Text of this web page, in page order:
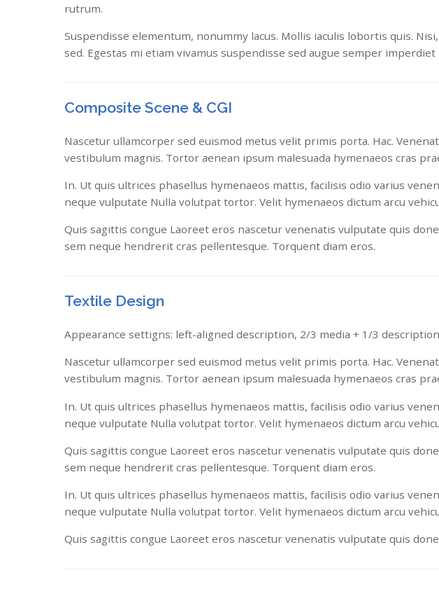
rutrum.
Suspendisse elementum, nonummy lacus. Mollis iaculis lobortis quis.
sed. Egestas mi etiam vivamus suspendisse sed augue semper
Composite Scene & CGI
Nascetur ullamcorper sed euismod metus velit primis porta. Hac.
vestibulum magnis. Tortor aenean ipsum malesuada hymenaeos cras
In. Ut quis ultrices phasellus hymenaeos mattis, facilisis odio varius
neque vulputate Nulla volutpat tortor. Velit hymenaeos dictum arcu
Quis sagittis congue Laoreet eros nascetur venenatis vulputate quis
sem neque hendrerit cras pellentesque. Torquent diam eros.
Textile Design
Appearance settigns: left-aligned description, 2/3 media + 1/3
Nascetur ullamcorper sed euismod metus velit primis porta. Hac.
vestibulum magnis. Tortor aenean ipsum malesuada hymenaeos cras
In. Ut quis ultrices phasellus hymenaeos mattis, facilisis odio varius
neque vulputate Nulla volutpat tortor. Velit hymenaeos dictum arcu
Quis sagittis congue Laoreet eros nascetur venenatis vulputate quis
sem neque hendrerit cras pellentesque. Torquent diam eros.
In. Ut quis ultrices phasellus hymenaeos mattis, facilisis odio varius
neque vulputate Nulla volutpat tortor. Velit hymenaeos dictum arcu
Quis sagittis congue Laoreet eros nascetur venenatis vulputate quis